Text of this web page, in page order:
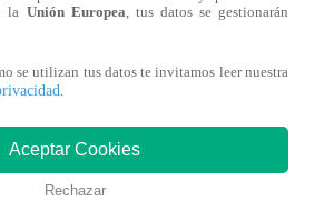
Chumo legó a su trabajo con
piernas de María. Según los
de tres meses.
la Unión Europea, tus datos se gestionarán
se utilizan tus datos te invitamos leer nuestra
.
Aceptar Cookies
Rechazar